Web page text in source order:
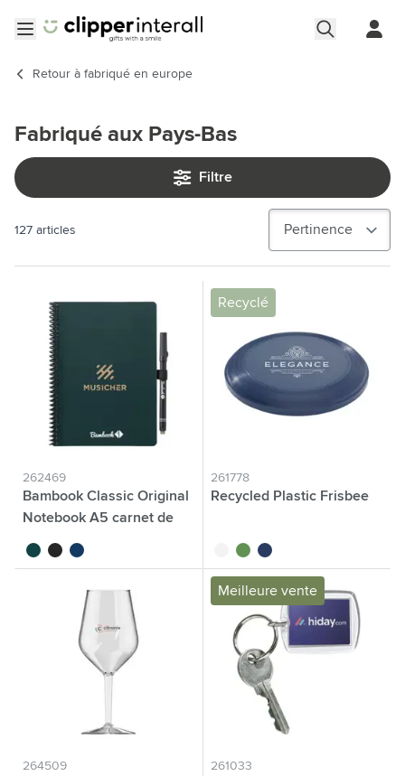
Retour à fabriqué en europe
Fabriqué aux Pays-Bas
Filtre
127 articles
262469
Bambook Classic Original
Notebook A5 carnet de
vert forêt
noir bleu marine
Recyclé
261778
Recycled Plastic Frisbee
blancvert bleu
264509
Meilleure vente
261033